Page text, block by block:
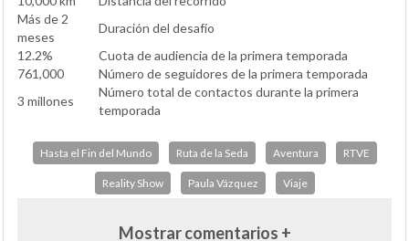
Más de 2
meses
Duración del desafío
12.2%
Cuota de audiencia de la primera temporada
761,000
Número de seguidores de la primera temporada
3 millones
Número total de contactos durante la primera
temporada
Hasta el Fin del Mundo Ruta de la Seda Aventura RTVE
Reality Show Paula Vázquez Viaje
Mostrar comentarios +